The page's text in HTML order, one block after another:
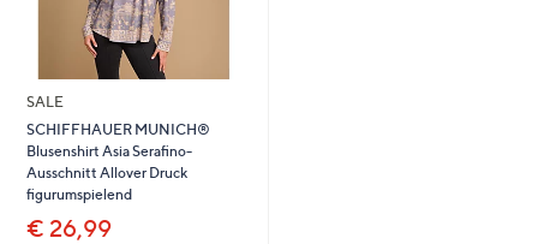
SALE
SCHIFFHAUER MUNICH®
Blusenshirt Asia Serafino-
Ausschnitt Allover Druck
figurumspielend
€ 26,99